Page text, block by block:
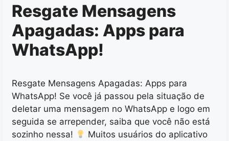
Resgate Mensagens
Apagadas: Apps para
WhatsApp!
Resgate Mensagens Apagadas: Apps para
WhatsApp! Se você já passou pela situação de
deletar uma mensagem no WhatsApp e logo em
seguida se arrepender, saiba que você não está
sozinho nessa!
Muitos usuários do aplicativo